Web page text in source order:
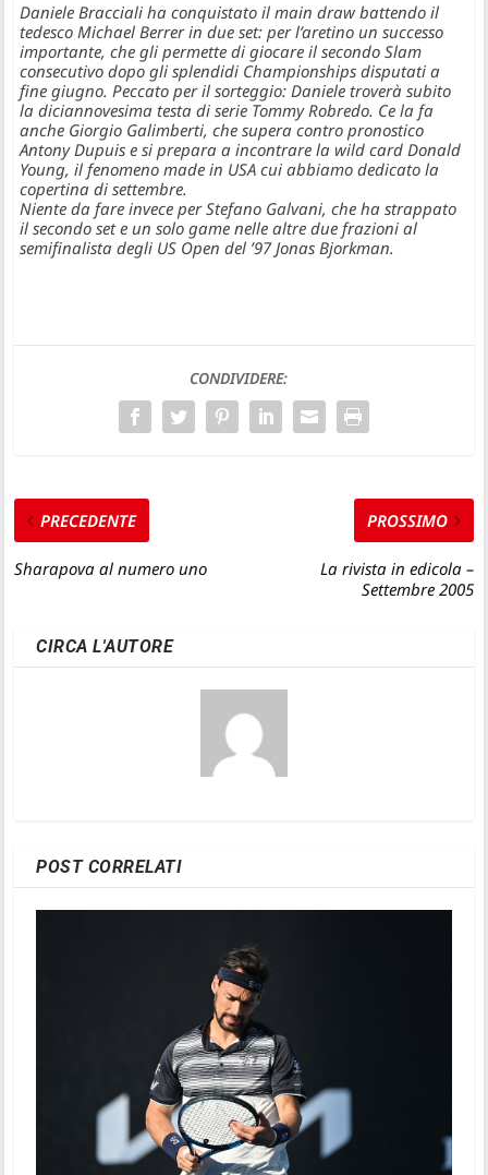
Daniele Bracciali ha conquistato il main draw battendo il
tedesco Michael Berrer in due set: per l’aretino un successo
importante, che gli permette di giocare il secondo Slam
consecutivo dopo gli splendidi Championships disputati a
fine giugno. Peccato per il sorteggio: Daniele troverà subito
la diciannovesima testa di serie Tommy Robredo. Ce la fa
anche Giorgio Galimberti, che supera contro pronostico
Antony Dupuis e si prepara a incontrare la wild cardDonald
Young, il fenomeno made in USA cui abbiamo dedicato la
copertina di settembre.
Niente da fare invece perStefano Galvani, che ha strappato
il secondo set e un solo game nelle altre due frazioni al
semifinalista degli US Open del ’97 Jonas Bjorkman.
CONDIVIDERE:
PRECEDENTE
Sharapova al numero uno
PROSSIMO
La rivista in edicola –
Settembre 2005
CIRCA L'AUTORE
POST CORRELATI